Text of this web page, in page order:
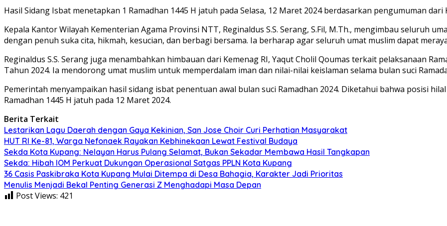
Hasil Sidang Isbat menetapkan 1 Ramadhan 1445 H jatuh pada Selasa, 12 Maret 2024 berdasarkan pengumuman dari
Kepala Kantor Wilayah Kementerian Agama Provinsi NTT, Reginaldus S.S. Serang, S.Fil, M.Th., mengimbau seluruh
dengan penuh suka cita, hikmah, kesucian, dan berbagi bersama. Ia berharap agar seluruh umat muslim dapat
Reginaldus S.S. Serang juga menambahkan himbauan dari Kemenag RI, Yaqut Cholil Qoumas terkait pelaksanaan
Tahun 2024. Ia mendorong umat muslim untuk memperdalam iman dan nilai-nilai keislaman selama bulan suci
Pemerintah menyampaikan hasil sidang isbat penentuan awal bulan suci Ramadhan 2024. Diketahui bahwa posisi
Ramadhan 1445 H jatuh pada 12 Maret 2024.
Berita Terkait
Lestarikan Lagu Daerah dengan Gaya Kekinian, San Jose Choir Curi Perhatian Masyarakat
HUT RI Ke-81, Warga Nefonaek Rayakan Kebhinekaan Lewat Festival Budaya
Sekda Kota Kupang: Nelayan Harus Pulang Selamat, Bukan Sekadar Membawa Hasil Tangkapan
Sekda: Hibah IOM Perkuat Dukungan Operasional Satgas PPLN Kota Kupang
36 Casis Paskibraka Kota Kupang Mulai Ditempa di Desa Bahagia, Karakter Jadi Prioritas
Menulis Menjadi Bekal Penting Generasi Z Menghadapi Masa Depan
Post Views: 421